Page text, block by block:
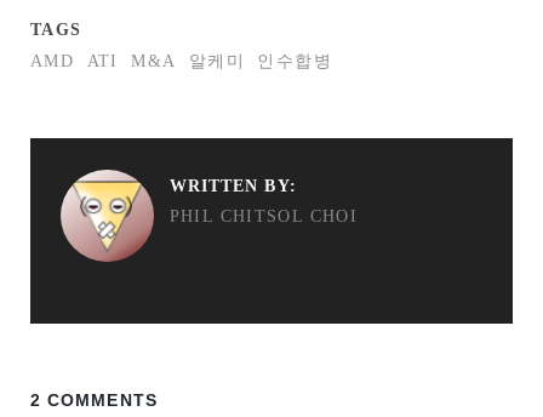
TAGS
AMD
ATI M&A 알케미 인수합병
WRITTEN BY:
PHIL CHITSOL CHOI
2 COMMENTS